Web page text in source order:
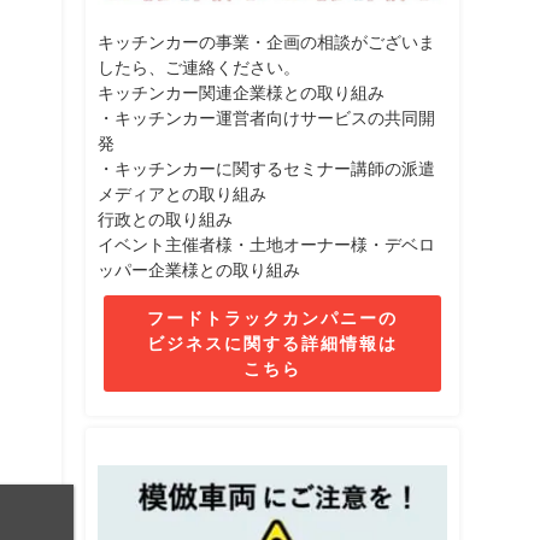
キッチンカーの事業・企画の相談がございま
したら、ご連絡ください。
キッチンカー関連企業様との取り組み
・キッチンカー運営者向けサービスの共同開
発
・キッチンカーに関するセミナー講師の派遣
メディアとの取り組み
行政との取り組み
イベント主催者様・土地オーナー様・デベロ
ッパー企業様との取り組み
フードトラックカンパニーの
ビジネスに関する詳細情報は
こちら